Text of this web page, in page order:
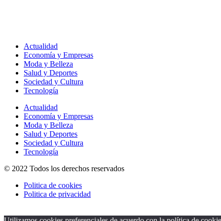
Actualidad
Economía y Empresas
Moda y Belleza
Salud y Deportes
Sociedad y Cultura
Tecnología
Actualidad
Economía y Empresas
Moda y Belleza
Salud y Deportes
Sociedad y Cultura
Tecnología
© 2022 Todos los derechos reservados
Politica de cookies
Politica de privacidad